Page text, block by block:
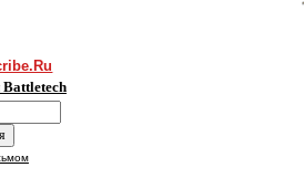
Battletech